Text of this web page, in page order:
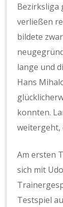
Bezirksliga
verließen
bildete
lange und
Hans
konnten.
weitergeht,
Am ersten
sich mit
Testspiel